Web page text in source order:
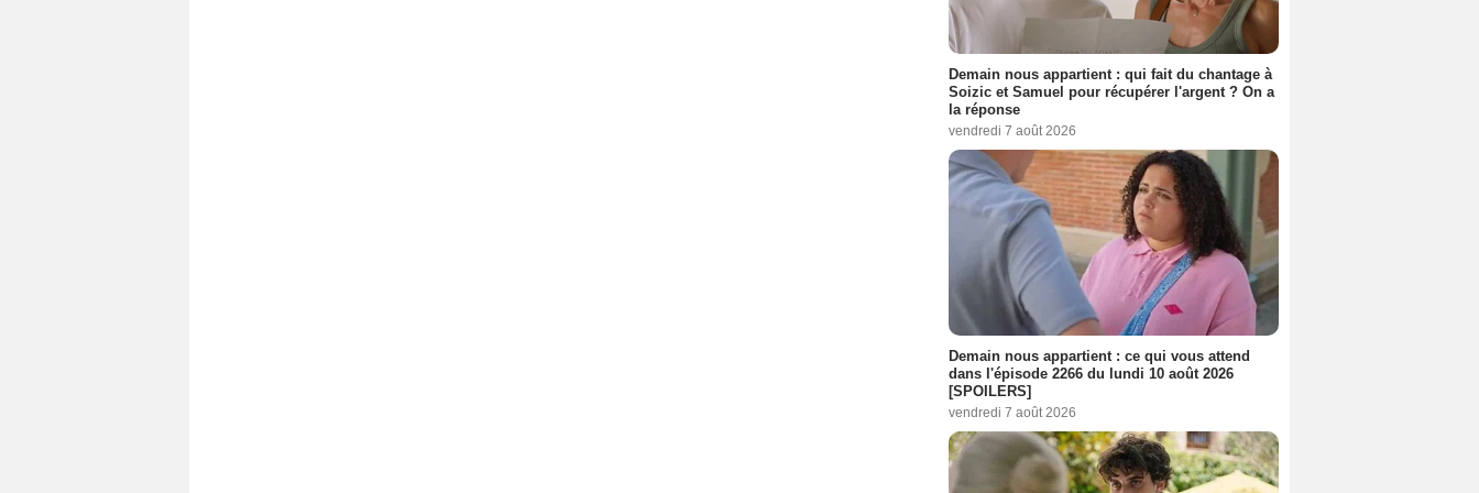
Demain nous appartient : qui fait du chantage à
Soizic et Samuel pour récupérer l'argent ? On a
la réponse
vendredi 7 août 2026
Demain nous appartient : ce qui vous attend
dans l'épisode 2266 du lundi 10 août 2026
[SPOILERS]
vendredi 7 août 2026